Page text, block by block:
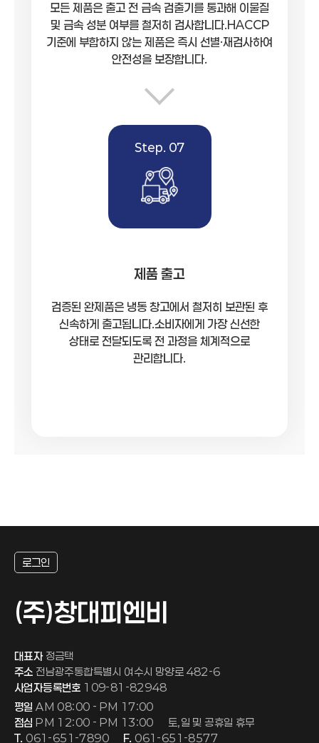
모든 제품은 출고 전 금속 검출기를 통과해 이물질
및 금속 성분 여부를 철저히 검사합니다.HACCP
기준에 부합하지 않는 제품은 즉시 선별·재검사하여
안전성을 보장합니다.
Step. 07
제품 출고
검증된 완제품은 냉동 창고에서 철저히 보관된 후
신속하게 출고됩니다.소비자에게 가장 신선한
상태로 전달되도록 전 과정을 체계적으로
관리합니다.
로그인
대표자정금택
주소 전남광주통합특별시 여수시 망양로 482-6
사업자등록번호 109-81-82948
평일 AM 08:00 - PM 17:00
점심 PM 12:00 - PM 13:00
토,일 및 공휴일 휴무
T. 061-651-7890 F. 061-651-8577